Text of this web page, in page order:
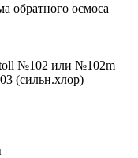
обратного осмоса
№102 или №102m
(сильн.хлор)